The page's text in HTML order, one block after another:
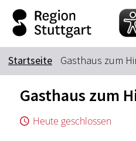
Suchbegriff
Das könnte Sie
Startseite Gasthaus zum
Gasthaus zum
Heute geschlossen